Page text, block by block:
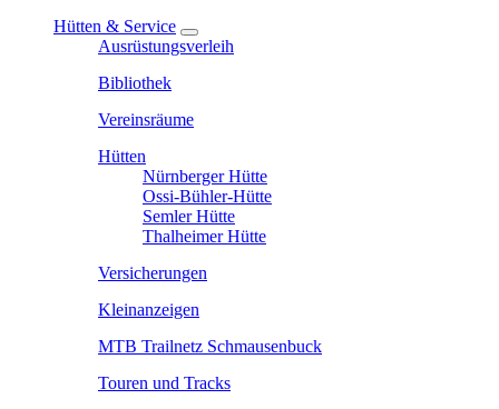
Hütten & Service
Ausrüstungsverleih
Bibliothek
Vereinsräume
Hütten
Nürnberger Hütte
Ossi-Bühler-Hütte
Semler Hütte
Thalheimer Hütte
Versicherungen
Kleinanzeigen
MTB Trailnetz Schmausenbuck
Touren und Tracks